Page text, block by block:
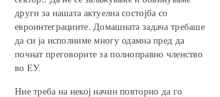
други за нашата актуелна состојба со
евроинтеграциите. Домашната задача требаше
да си ја исполниме многу одамна пред да
почнат преговорите за полноправно членство
во ЕУ.
Ние треба на некој начин повторно да го